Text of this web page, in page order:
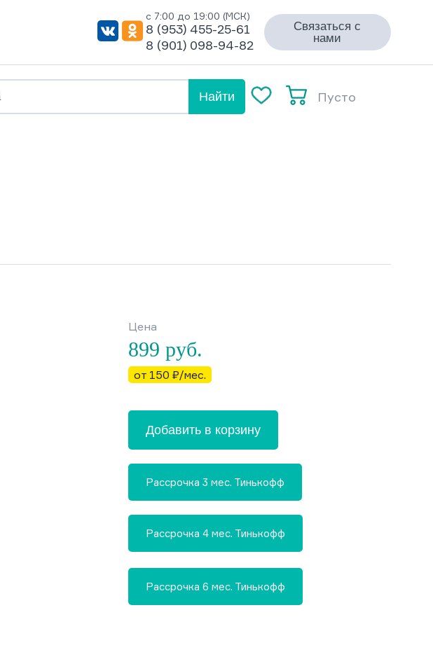
с 7:00 до 19:00 (МСК)
8 (953) 455-25-61
8 (901) 098-94-82
Связаться с
нами
Найти Пусто
Цена
899 руб.
от 150 ₽/мес.
Добавить в корзину
Рассрочка 3 мес. Тинькофф
Рассрочка 4 мес. Тинькофф
Рассрочка 6 мес. Тинькофф